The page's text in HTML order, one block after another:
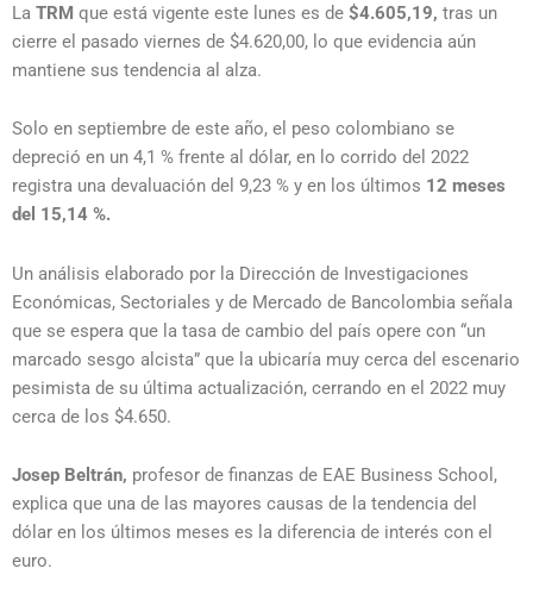
La TRM que está vigente este lunes es de $4.605,19, tras un
cierre el pasado viernes de $4.620,00, lo que evidencia aún
mantiene sus tendencia al alza.
Solo en septiembre de este año, el peso colombiano se
depreció en un 4,1 % frente al dólar, en lo corrido del 2022
registra una devaluación del 9,23 % y en los últimos 12 meses
del 15,14 %.
Un análisis elaborado por la Dirección de Investigaciones
Económicas, Sectoriales y de Mercado de Bancolombia señala
que se espera que la tasa de cambio del país opere con “un
marcado sesgo alcista” que la ubicaría muy cerca del escenario
pesimista de su última actualización, cerrando en el 2022 muy
cerca de los $4.650.
Josep Beltrán, profesor de finanzas de EAE Business School,
explica que una de las mayores causas de la tendencia del
dólar en los últimos meses es la diferencia de interés con el
euro.